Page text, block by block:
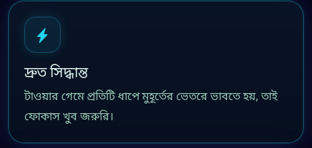
দ্রুত সিদ্ধান্ত
টাওয়ার গেমে প্রতিটি ধাপে মুহূর্তের ভেতরে ভাবতে হয়, তাই
ফোকাস খুব জরুরি।